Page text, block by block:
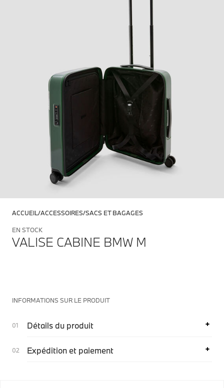
ACCUEIL ACCESSOIRES SACS ET BAGAGES
EN STOCK
VALISE CABINE BMW M
INFORMATIONS SUR LE PRODUIT
Détails du produit
Expédition et paiement